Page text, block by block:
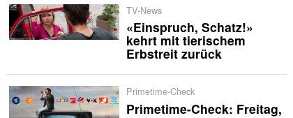
TV-News
«Einspruch, Schatz!»
kehrt mit tierischem
Erbstreit zurück
Primetime-Check
Primetime-Check: Freitag,